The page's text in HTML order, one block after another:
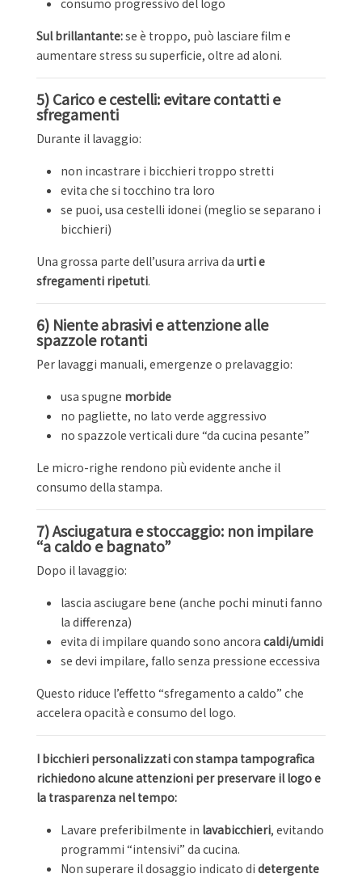
consumo progressivo del logo
Sul brillantante:se è troppo, può lasciare film e
aumentare stress su superficie, oltre ad aloni.
5) Carico e cestelli: evitare contatti e
sfregamenti
Durante il lavaggio:
non incastrare i bicchieri troppo stretti
evita che si tocchino tra loro
se puoi, usa cestelli idonei (meglio se separano i
bicchieri)
Una grossa parte dell’usura arriva da urti e
sfregamenti ripetuti.
6) Niente abrasivi e attenzione alle
spazzole rotanti
Per lavaggi manuali, emergenze o prelavaggio:
usa spugne morbide
no pagliette, no lato verde aggressivo
no spazzole verticali dure “da cucina pesante”
Le micro-righe rendono più evidente anche il
consumo della stampa.
7) Asciugatura e stoccaggio: non impilare
“a caldo e bagnato”
Dopo il lavaggio:
lascia asciugare bene (anche pochi minuti fanno
la differenza)
evita di impilare quando sono ancora caldi/umidi
se devi impilare, fallo senza pressione eccessiva
Questo riduce l’effetto “sfregamento a caldo” che
accelera opacità e consumo del logo.
I bicchieri personalizzati con stampa tampografica
richiedono alcune attenzioni per preservare il logo e
la trasparenza nel tempo:
Lavare preferibilmente in lavabicchieri, evitando
programmi “intensivi” da cucina.
Non superare il dosaggio indicato di detergente